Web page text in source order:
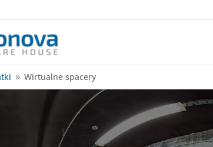
9 Wirtualne spacery